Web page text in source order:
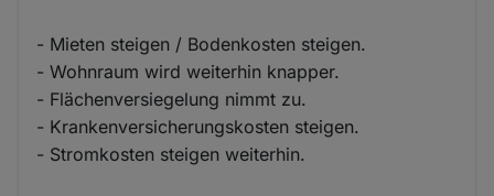
- Mieten steigen / Bodenkosten steigen.
- Wohnraum wird weiterhin knapper.
- Flächenversiegelung nimmt zu.
- Krankenversicherungskosten steigen.
- Stromkosten steigen weiterhin.